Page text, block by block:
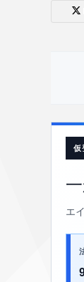
仮
エ